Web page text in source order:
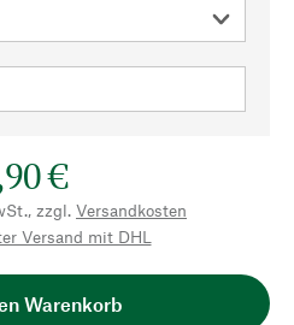
€
zzgl. Versandkosten
Versand mit DHL
Warenkorb